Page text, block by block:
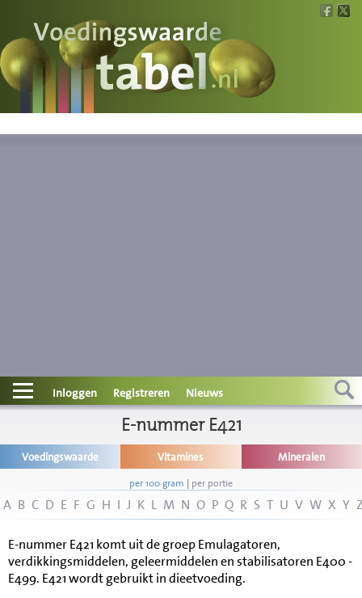
Voedingswaarde
Wat is wat?
Contact
Disclaimer
Inloggen Registreren Nieuws
E-nummer E421
Voedingswaarde Vitamines Mineralen
per 100 gram | per portie
A B C D E F G H I J K L M N O P Q R S T U V W X Y
E-nummer E421 komt uit de groep Emulagatoren,
verdikkingsmiddelen, geleermiddelen en stabilisatoren E400 -
E499. E421 wordt gebruikt in dieetvoeding.